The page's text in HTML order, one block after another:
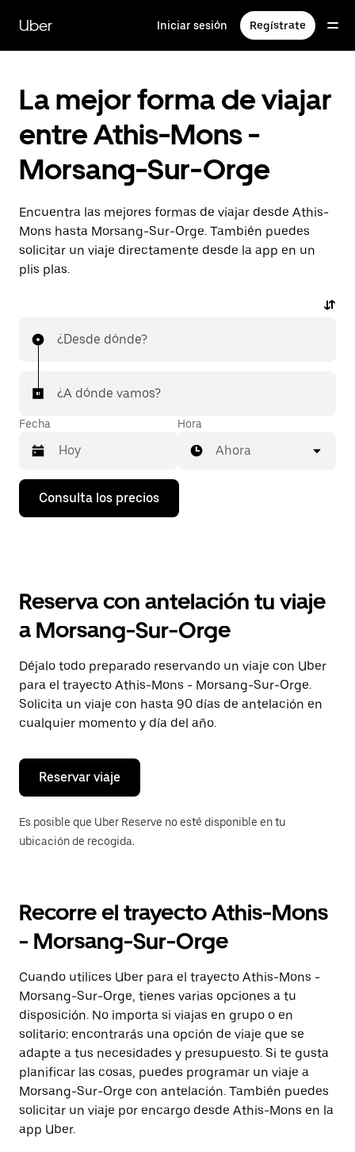
contenido
principal
Uber Iniciar sesión Regístrate
La mejor forma de viajar
entre Athis-Mons -
Morsang-Sur-Orge
Encuentra las mejores formas de viajar desde Athis-
Mons hasta Morsang-Sur-Orge. También puedes
solicitar un viaje directamente desde la app en un
plis plas.
¿Desde dónde?
¿A dónde vamos?
Fecha
Pulsa
flecha
calendario
seleccionar
fecha.
Pulsa
el
botón
de
escape
cerrar
calendario.
Hora
Ahora
Consulta los precios
Reserva con antelación tu viaje
a Morsang-Sur-Orge
Déjalo todo preparado reservando un viaje con Uber
para el trayecto Athis-Mons - Morsang-Sur-Orge.
Solicita un viaje con hasta 90 días de antelación en
cualquier momento y día del año.
Reservar viaje
Es posible que Uber Reserve no esté disponible en tu
ubicación de recogida.
Recorre el trayecto Athis-Mons
- Morsang-Sur-Orge
Cuando utilices Uber para el trayecto Athis-Mons -
Morsang-Sur-Orge, tienes varias opciones a tu
disposición. No importa si viajas en grupo o en
solitario: encontrarás una opción de viaje que se
adapte a tus necesidades y presupuesto. Si te gusta
planificar las cosas, puedes programar un viaje a
Morsang-Sur-Orge con antelación. También puedes
solicitar un viaje por encargo desde Athis-Mons en la
app Uber.